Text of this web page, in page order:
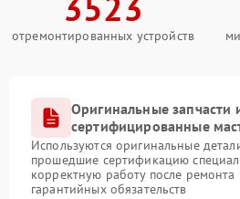
отремонтированных устройств
Оригинальные запчасти
сертифицированные
Используются оригинальные
прошедшие сертификацию
корректную работу после
гарантийных обязательств